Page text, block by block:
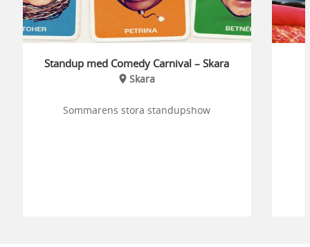
Standup med Comedy Carnival – Skara
Skara
Sommarens stora standupshow